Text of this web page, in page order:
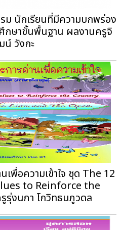
ม นักเรียนที่มีความบกพร่อง
กษาขั้นพื้นฐาน ผลงานครูจิ
น์ วังกะ
เพื่อความเข้าใจ ชุด The 12
to Reinforce the
งนภา โกวิทธนภูวดล